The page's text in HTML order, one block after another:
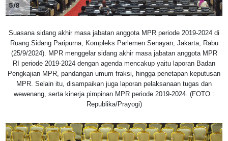
5/8
Suasana sidang akhir masa jabatan anggota MPR periode 2019-2024 di
Ruang Sidang Paripurna, Kompleks Parlemen Senayan, Jakarta, Rabu
(25/9/2024). MPR menggelar sidang akhir masa jabatan anggota MPR
RI periode 2019-2024 dengan agenda mencakup yaitu laporan Badan
Pengkajian MPR, pandangan umum fraksi, hingga penetapan keputusan
MPR. Selain itu, disampaikan juga laporan pelaksanaan tugas dan
wewenang, serta kinerja pimpinan MPR periode 2019-2024. (FOTO :
Republika/Prayogi)